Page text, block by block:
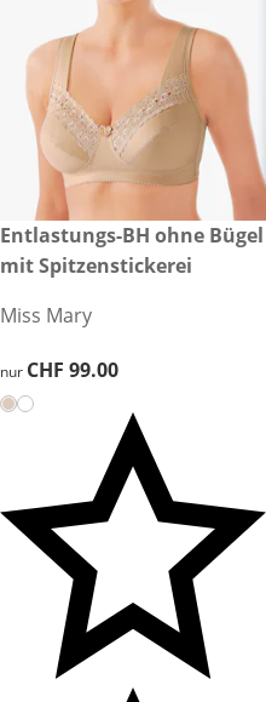
CHF 99.00
Entlastungs-BH ohne Bügel
mit Spitzenstickerei
Miss Mary
CHF 99.00
nur CHF 99.00